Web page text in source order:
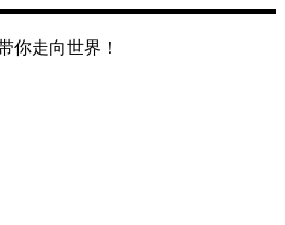
你走向世界！